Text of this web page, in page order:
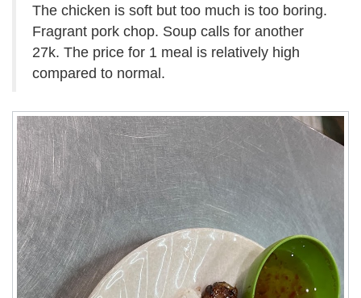
The chicken is soft but too much is too boring.
Fragrant pork chop. Soup calls for another
27k. The price for 1 meal is relatively high
compared to normal.